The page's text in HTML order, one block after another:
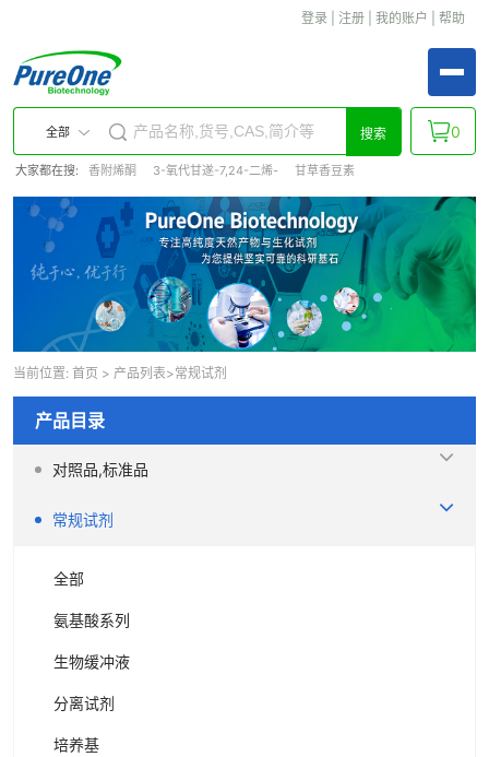
登录 注册 我的账户 帮助
全部 搜索
大家都在搜: 香附烯酮 3-氧代甘遂-7,24-二烯- 甘草香豆素
0
当前位置: 首页 > 产品列表>常规试剂
产品目录
对照品,标准品
常规试剂
全部
氨基酸系列
生物缓冲液
分离试剂
培养基